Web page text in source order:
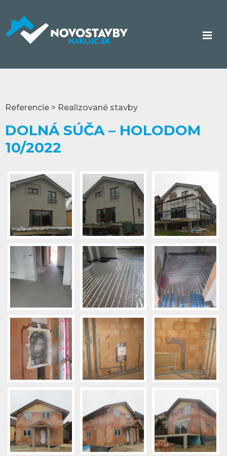
Referencie > Realizované stavby
DOLNÁ SÚČA – HOLODOM
10/2022